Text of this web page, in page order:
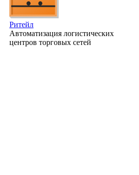
Ритейл
Автоматизация логистических
центров торговых сетей